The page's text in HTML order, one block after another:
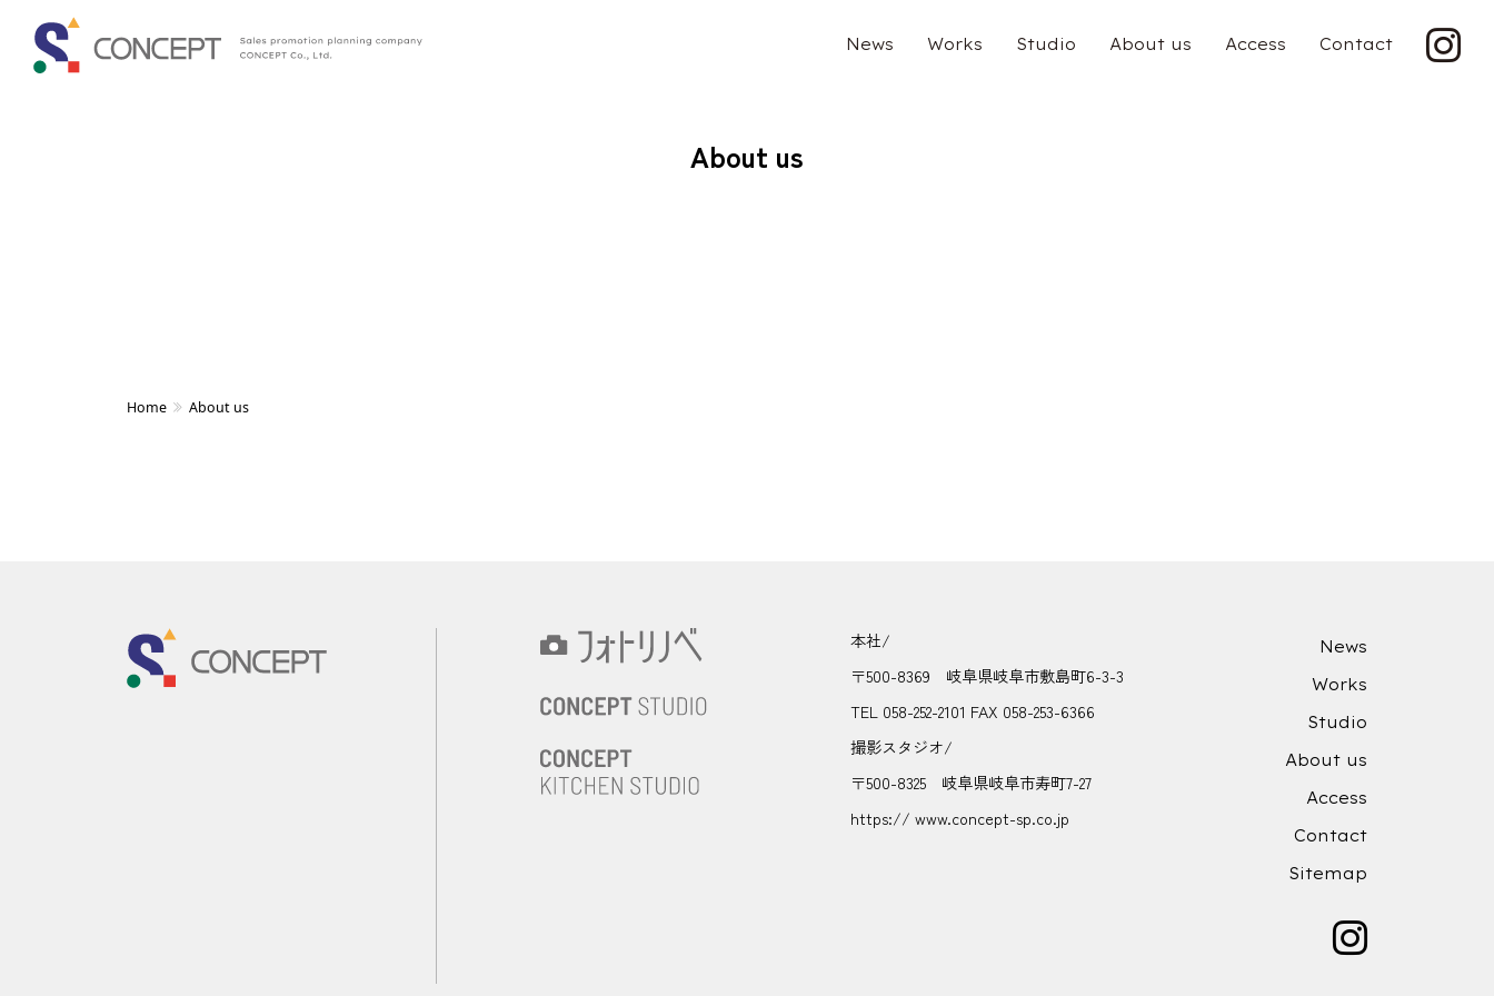
News Works Studio About us Access Contact
About us
Home About us
本社/
〒500-8369 岐阜県岐阜市敷島町6-3-3
TEL 058-252-2101 FAX 058-253-6366
撮影スタジオ/
〒500-8325 岐阜県岐阜市寿町7-27
https:// www.concept-sp.co.jp
News
Works
Studio
About us
Access
Contact
Sitemap